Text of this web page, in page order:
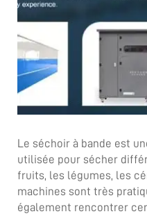
Le séchoir à bande est
utilisée pour sécher
fruits, les légumes, les
machines sont très
également rencontrer